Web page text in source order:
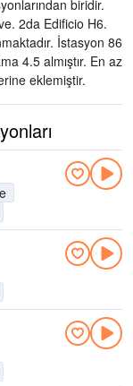
biridir.
2da Edificio H6.
. İstasyon 86
4.5 almıştır. En az
eklemiştir.